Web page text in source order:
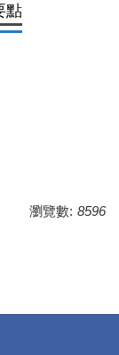
點
瀏覽數: 8596